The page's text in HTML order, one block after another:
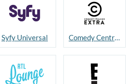
Syfy Universal Comedy Central Extra